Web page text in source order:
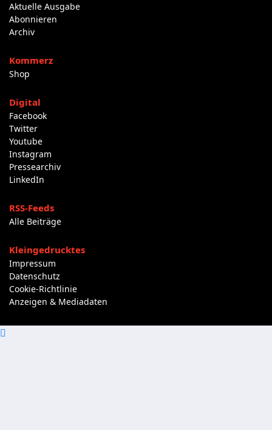
Aktuelle Ausgabe
Abonnieren
Archiv
Kommerz
Shop
Digital
Facebook
Twitter
Youtube
Instagram
Pressearchiv
LinkedIn
RSS-Feeds
Alle Beiträge
Kleingedrucktes
Impressum
Datenschutz
Cookie-Richtlinie
Anzeigen & Mediadaten